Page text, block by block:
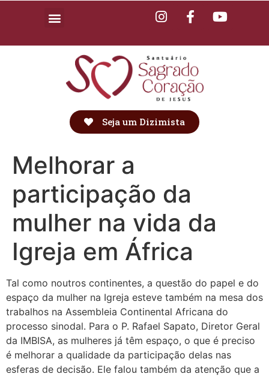
Seja um Dizimista
Melhorar a
participação da
mulher na vida da
Igreja em África
Tal como noutros continentes, a questão do papel e do
espaço da mulher na Igreja esteve também na mesa dos
trabalhos na Assembleia Continental Africana do
processo sinodal. Para o P. Rafael Sapato, Diretor Geral
da IMBISA, as mulheres já têm espaço, o que é preciso
é melhorar a qualidade da participação delas nas
esferas de decisão. Ele falou também da atenção que a